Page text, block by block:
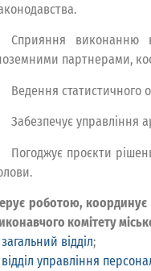
Сприяння виконанню
партнерами,
Ведення статистичного
Забезпечує управління
Погоджує проєкти
роботою, координує
комітету
загальний відділ;
відділ управління